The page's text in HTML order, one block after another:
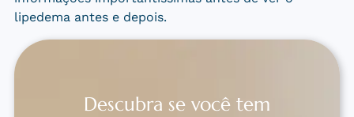
lipedema antes e depois.
Descubra se você tem